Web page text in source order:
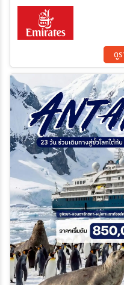
ก.พ. - 06 มี.ค. 70) ขั้วโลกใต้
โลกใต้ ถึง 8 วัน คุ้มสุดของการ
21 ก.พ. 70 - 11 มี.ค 70
ดู